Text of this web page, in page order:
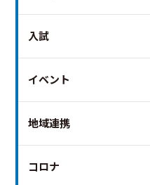
入試
イベント
地域連携
コロナ